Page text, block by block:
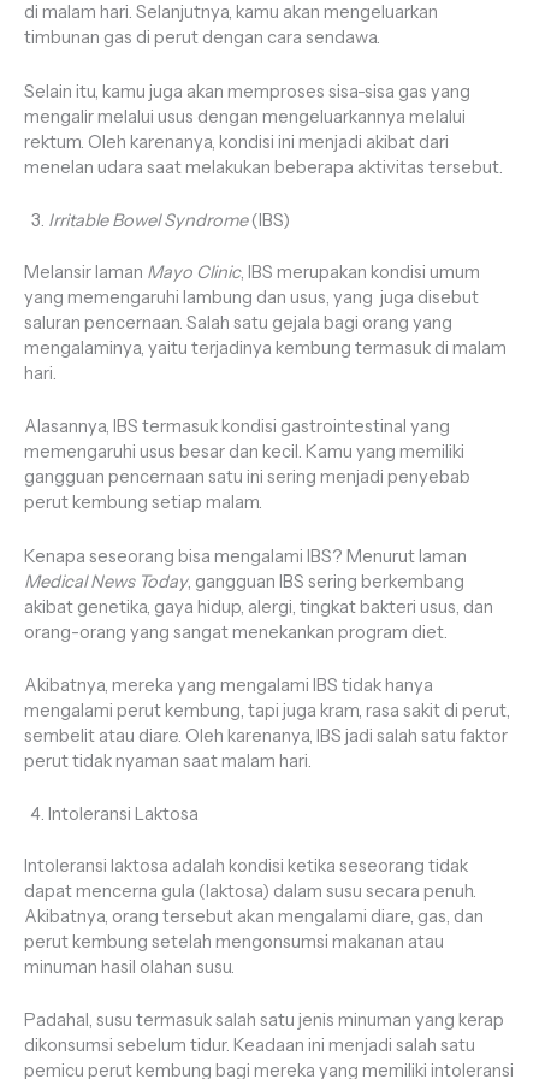
di malam hari. Selanjutnya, kamu akan mengeluarkan
timbunan gas di perut dengan cara sendawa.
Selain itu, kamu juga akan memproses sisa-sisa gas yang
mengalir melalui usus dengan mengeluarkannya melalui
rektum. Oleh karenanya, kondisi ini menjadi akibat dari
menelan udara saat melakukan beberapa aktivitas tersebut.
Irritable Bowel Syndrome(IBS)
Melansir laman Mayo Clinic, IBS merupakan kondisi umum
yang memengaruhi lambung dan usus, yang juga disebut
saluran pencernaan. Salah satu gejala bagi orang yang
mengalaminya, yaitu terjadinya kembung termasuk di malam
hari.
Alasannya, IBS termasuk kondisi gastrointestinal yang
memengaruhi usus besar dan kecil. Kamu yang memiliki
gangguan pencernaan satu ini sering menjadi penyebab
perut kembung setiap malam.
Kenapa seseorang bisa mengalami IBS? Menurut laman
Medical News Today, gangguan IBS sering berkembang
akibat genetika, gaya hidup, alergi, tingkat bakteri usus, dan
orang-orang yang sangat menekankan program diet.
Akibatnya, mereka yang mengalami IBS tidak hanya
mengalami perut kembung, tapi juga kram, rasa sakit di perut,
sembelit atau diare. Oleh karenanya, IBS jadi salah satu faktor
perut tidak nyaman saat malam hari.
Intoleransi Laktosa
Intoleransi laktosa adalah kondisi ketika seseorang tidak
dapat mencerna gula (laktosa) dalam susu secara penuh.
Akibatnya, orang tersebut akan mengalami diare, gas, dan
perut kembung setelah mengonsumsi makanan atau
minuman hasil olahan susu.
Padahal, susu termasuk salah satu jenis minuman yang kerap
dikonsumsi sebelum tidur. Keadaan ini menjadi salah satu
pemicu perut kembung bagi mereka yang memiliki intoleransi